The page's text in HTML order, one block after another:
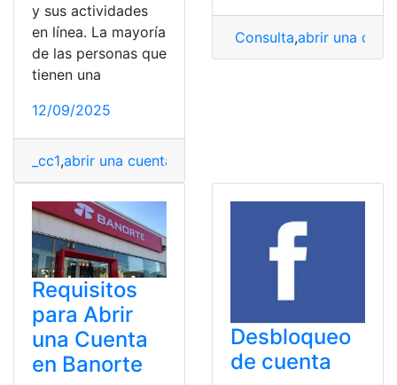
y sus actividades
en línea. La mayoría
de las personas que
tienen una
12/09/2025
_cc1,abrir una cuenta
Consulta,abrir una
Requisitos
para Abrir
una Cuenta
en Banorte
Desbloqueo
de cuenta